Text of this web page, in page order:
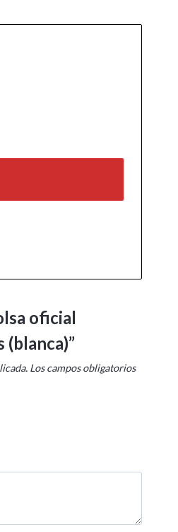
oficial
Los campos obligatorios